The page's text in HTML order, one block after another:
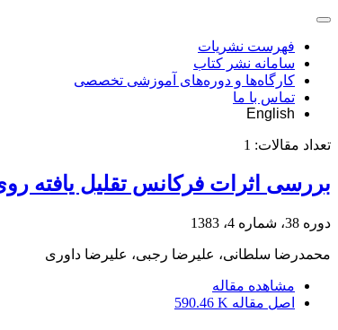
فهرست نشریات
سامانه نشر کتاب
کارگاه‌ها و دوره‌های آموزشی تخصصی
تماس با ما
English
تعداد مقالات: 1
بررسی اثرات فرکانس تقلیل یافته روی
دوره 38، شماره 4، 1383
محمدرضا سلطانی، علیرضا رجبی، علیرضا داوری
مشاهده مقاله
اصل مقاله 590.46 K